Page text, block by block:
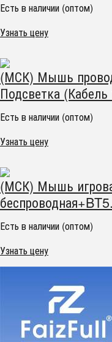
Есть в наличии (оптом)
Узнать цену
(МСК) Мышь
Подсветка
Есть в наличии (оптом)
Узнать цену
(МСК) Мышь
Есть в наличии (оптом)
Узнать цену